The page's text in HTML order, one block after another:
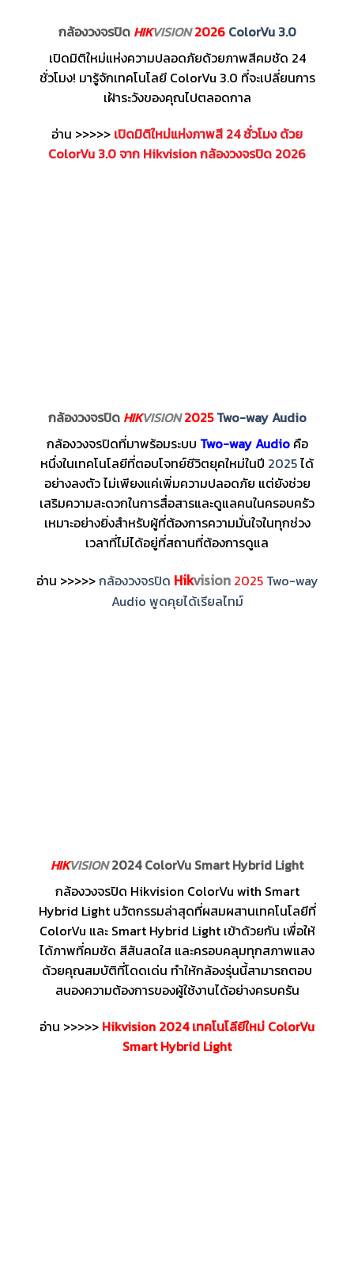
กล้องวงจรปิด HIKVISION 2026 ColorVu 3.0
เปิดมิติใหม่แห่งความปลอดภัยด้วยภาพสีคมชัด 24
ชั่วโมง! มารู้จักเทคโนโลยี ColorVu 3.0 ที่จะเปลี่ยนการ
เฝ้าระวังของคุณไปตลอดกาล
อ่าน >>>>> เปิดมิติใหม่แห่งภาพสี 24 ชั่วโมง ด้วย
ColorVu 3.0 จาก Hikvision กล้องวงจรปิด 2026
กล้องวงจรปิด HIKVISION 2025 Two-way Audio
กล้องวงจรปิดที่มาพร้อมระบบ Two-way Audioคือ
หนึ่งในเทคโนโลยีที่ตอบโจทย์ชีวิตยุคใหม่ในปี 2025ได้
อย่างลงตัว ไม่เพียงแค่เพิ่มความปลอดภัย แต่ยังช่วย
เสริมความสะดวกในการสื่อสารและดูแลคนในครอบครัว
เหมาะอย่างยิ่งสำหรับผู้ที่ต้องการความมั่นใจในทุกช่วง
เวลาที่ไม่ได้อยู่ที่สถานที่ต้องการดูแล
อ่าน >>>>>กล้องวงจรปิด Hikvision 2025Two-way
Audio พูดคุยได้เรียลไทม์
HIKVISION2024 ColorVu Smart Hybrid Light
กล้องวงจรปิด Hikvision ColorVu with Smart
Hybrid Light นวัตกรรมล่าสุดที่ผสมผสานเทคโนโลยีที่
ColorVu และ Smart Hybrid Light เข้าด้วยกัน เพื่อให้
ได้ภาพที่คมชัด สีสันสดใส และครอบคลุมทุกสภาพแสง
ด้วยคุณสมบัติที่โดดเด่น ทำให้กล้องรุ่นนี้สามารถตอบ
สนองความต้องการของผู้ใช้งานได้อย่างครบครัน
อ่าน >>>>> Hikvision 2024 เทคโนโลียีใหม่ ColorVu
Smart Hybrid Light